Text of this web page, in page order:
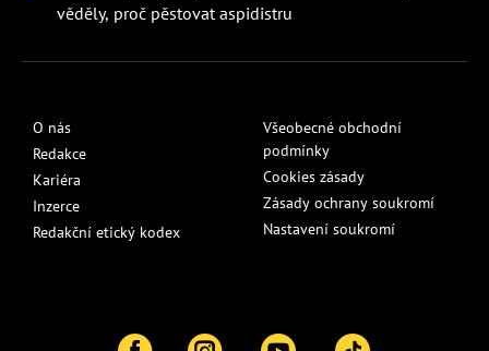
věděly, proč pěstovat aspidistru
O nás
Redakce
Kariéra
Inzerce
Redakční etický kodex
Všeobecné obchodní
podmínky
Cookies zásady
Zásady ochrany soukromí
Nastavení soukromí